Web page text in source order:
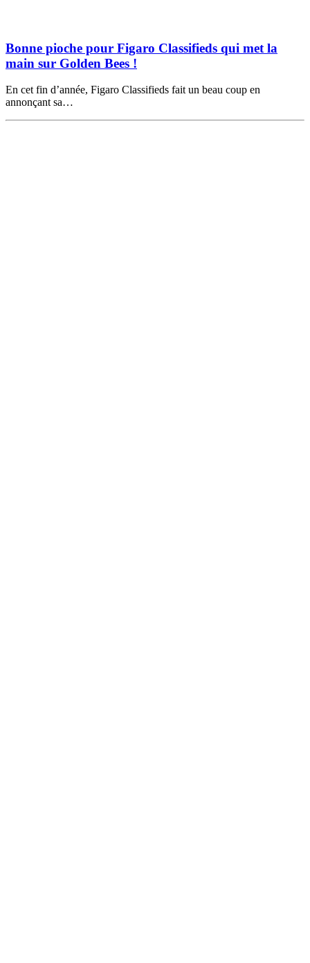
Bonne pioche pour Figaro Classifieds qui met la
main sur Golden Bees !
En cet fin d’année, Figaro Classifieds fait un beau coup en
annonçant sa…